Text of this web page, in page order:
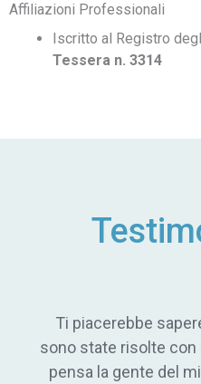
Affiliazioni Professionali
Iscritto al Registro
Tessera n. 3314
Ti piacerebbe
sono state risolte
pensa la gente del